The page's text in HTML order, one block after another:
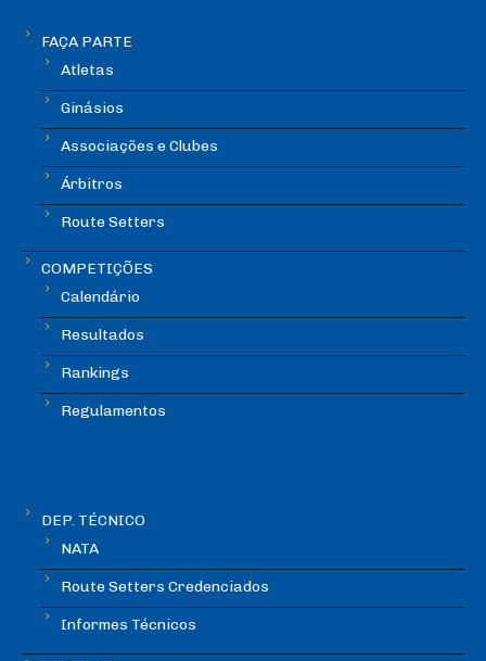
FAÇA PARTE
Atletas
Ginásios
Associações e Clubes
Árbitros
Route Setters
COMPETIÇÕES
Calendário
Resultados
Rankings
Regulamentos
DEP. TÉCNICO
NATA
Route Setters Credenciados
Informes Técnicos